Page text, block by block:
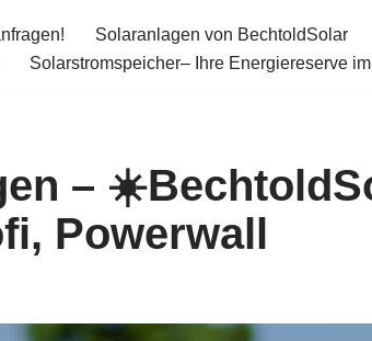
Solaranlagen von BechtoldSolar
Solarstromspeicher– Ihre Energiereserve
–
Powerwall